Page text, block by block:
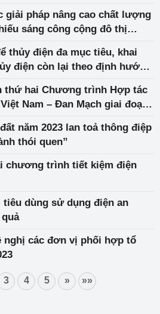
giải pháp nâng cao chất lượng
sáng công cộng đô thị
thủy điện đa mục tiêu, khai
điện còn lại theo định hướng
thứ hai Chương trình Hợp tác
Nam – Đan Mạch giai đoạn
năm 2023 lan toả thông điệp
thói quen”
chương trình tiết kiệm điện
dùng sử dụng điện an
nghị các đơn vị phối hợp tổ
3 4 5 » »»